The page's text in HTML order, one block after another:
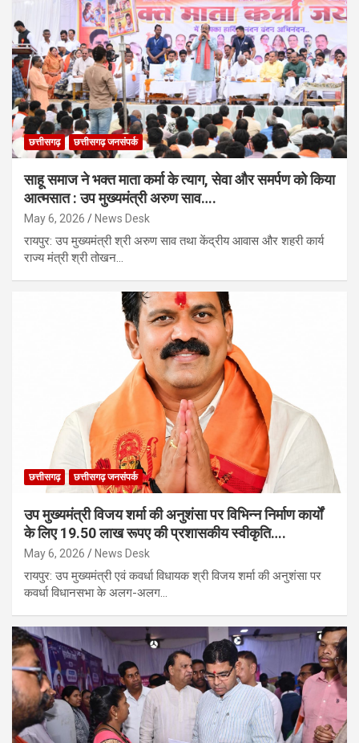
छत्तीसगढ़ छत्तीसगढ़ जनसंपर्क
साहू समाज ने भक्त माता कर्मा के त्याग, सेवा और समर्पण को किया
आत्मसात : उप मुख्यमंत्री अरुण साव….
May 6, 2026 News Desk
​रायपुर: उप मुख्यमंत्री श्री अरुण साव तथा केंद्रीय आवास और शहरी कार्य
राज्य मंत्री श्री तोखन…
छत्तीसगढ़ छत्तीसगढ़ जनसंपर्क
उप मुख्यमंत्री विजय शर्मा की अनुशंसा पर विभिन्न निर्माण कार्यों
के लिए 19.50 लाख रूपए की प्रशासकीय स्वीकृति….
May 6, 2026 News Desk
​रायपुर: उप मुख्यमंत्री एवं कवर्धा विधायक श्री विजय शर्मा की अनुशंसा पर
कवर्धा विधानसभा के अलग-अलग…